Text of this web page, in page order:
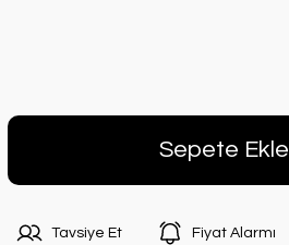
Sepete Ekle
Tavsiye Et Fiyat Alarmı